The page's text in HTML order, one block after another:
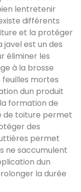
lentretenir
différents
et la protéger
javel est un des
éliminer les
à la brosse
mortes
dun produit
formation de
de toiture permet
des
permet
ne saccumulent
dun
la durée